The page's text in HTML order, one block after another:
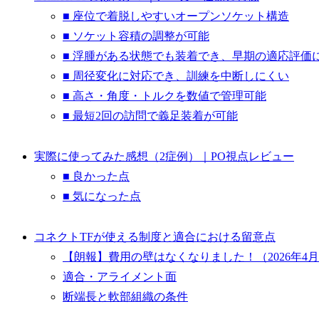
■ 座位で着脱しやすいオープンソケット構造
■ ソケット容積の調整が可能
■ 浮腫がある状態でも装着でき、早期の適応評価
■ 周径変化に対応でき、訓練を中断しにくい
■ 高さ・角度・トルクを数値で管理可能
■ 最短2回の訪問で義足装着が可能
実際に使ってみた感想（2症例）｜PO視点レビュー
■ 良かった点
■ 気になった点
コネクトTFが使える制度と適合における留意点
【朗報】費用の壁はなくなりました！（2026年4月
適合・アライメント面
断端長と軟部組織の条件